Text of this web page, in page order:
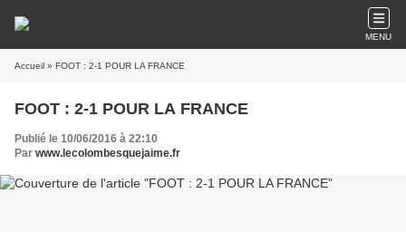
MENU
Accueil » FOOT : 2-1 POUR LA FRANCE
FOOT : 2-1 POUR LA FRANCE
Publié le 10/06/2016 à 22:10
Par www.lecolombesquejaime.fr